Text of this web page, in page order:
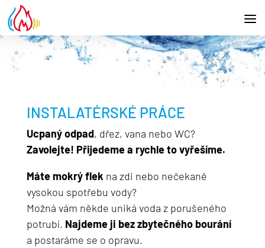
INSTALATÉRSKÉ PRÁCE
Ucpaný odpad, dřez, vana nebo WC?
Zavolejte! Přijedeme a rychle to vyřešíme.
Máte mokrý flek na zdi nebo nečekaně
vysokou spotřebu vody?
Možná vám někde uniká voda z porušeného
potrubí. Najdeme ji bez zbytečného bourání
a postaráme se o opravu.